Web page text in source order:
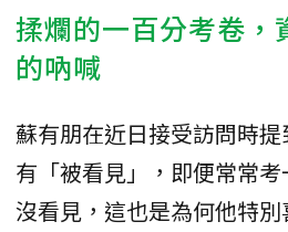
揉爛的一百分考卷，
的吶喊
蘇有朋在近日接受訪問時
有「被看見」，即便常常
沒看見，這也是為何他特